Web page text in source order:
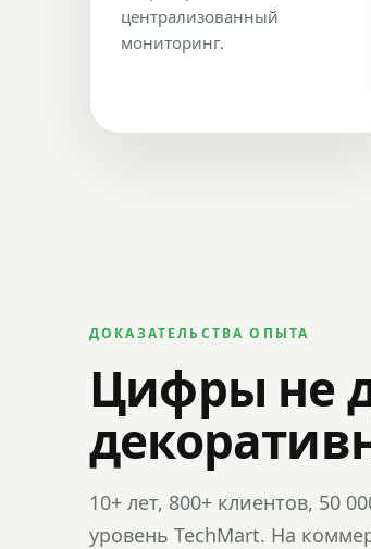
централизованный
мониторинг.
ДОКАЗАТЕЛЬСТВА ОПЫТА
Цифры не
10+ лет, 800+ клиентов, 50
уровень TechMart. На